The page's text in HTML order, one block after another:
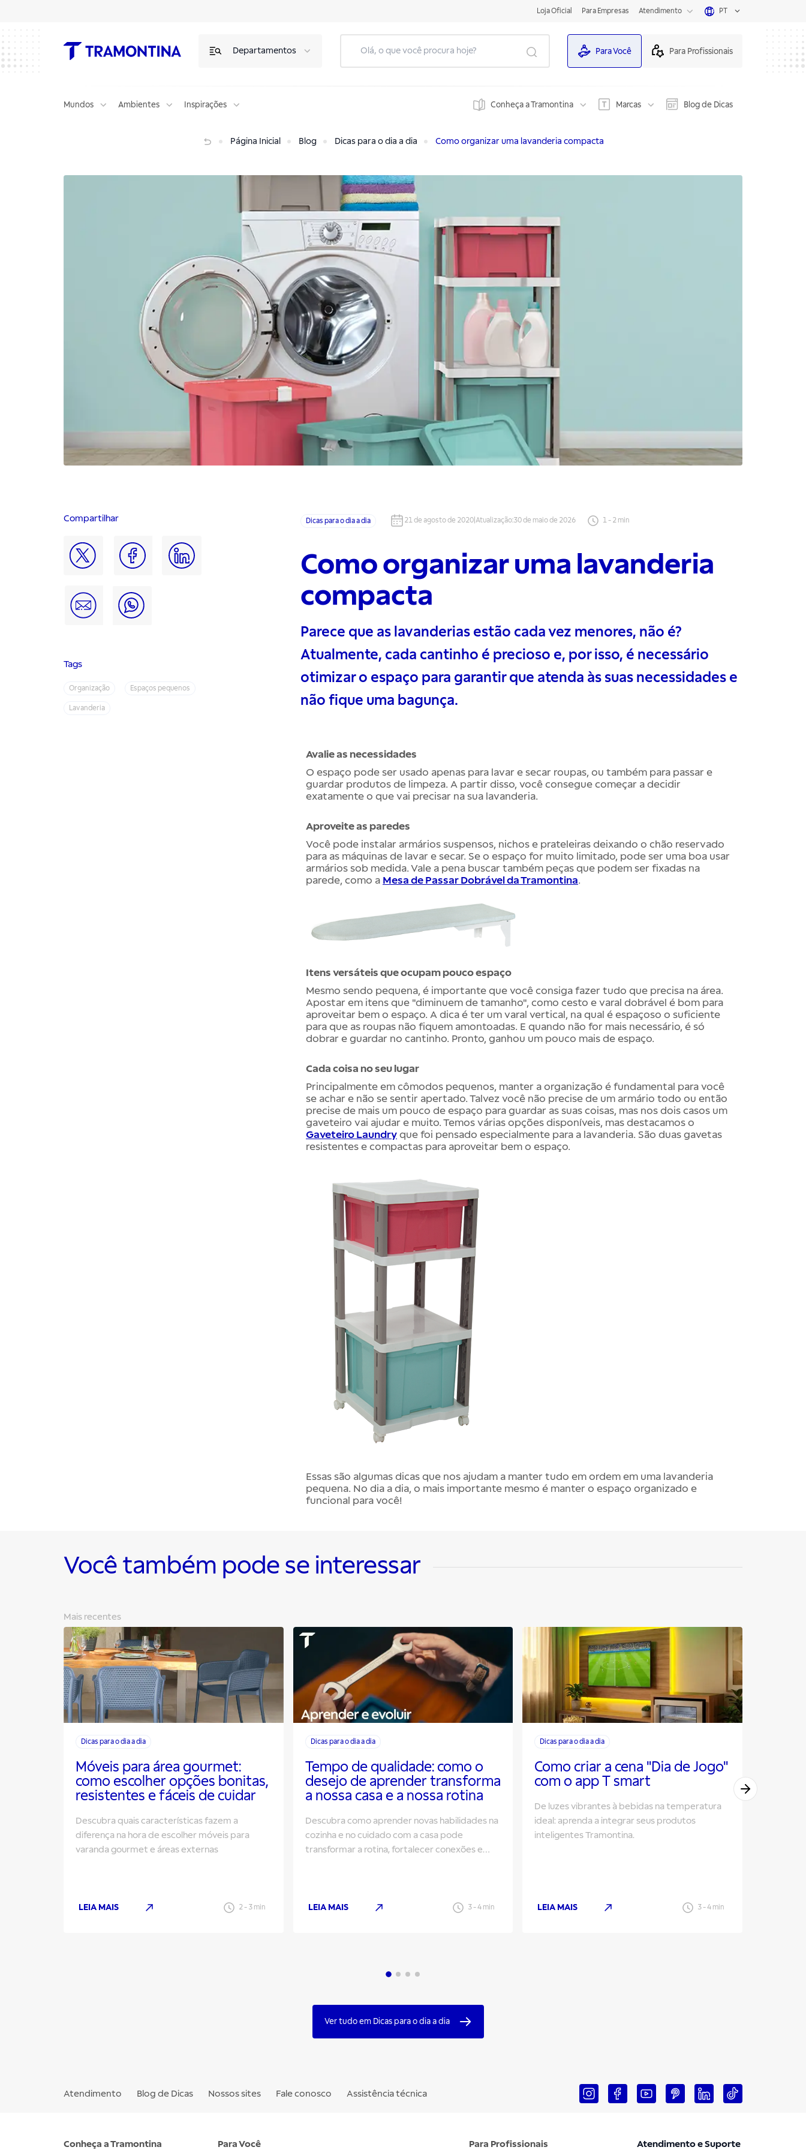
Loja Oficial Para Empresas Atendimento PT
Departamentos Para Você Para Profissionais
Mundos Ambientes Inspirações Conheça a Tramontina Marcas Blog de Dicas
Página Inicial Blog Dicas para o dia a dia Como organizar uma lavanderia compacta
Compartilhar
Tags
Organização Espaços pequenos
Lavanderia
Dicas para o dia a dia 21 de agosto de 2020 Atualização:30 de maio de 2026 1- 2 min
Como organizar uma lavanderia
compacta
Parece que as lavanderias estão cada vez menores, não é?
Atualmente, cada cantinho é precioso e, por isso, é necessário
otimizar o espaço para garantir que atenda às suas necessidades e
não fique uma bagunça.
Avalie as necessidades
O espaço pode ser usado apenas para lavar e secar roupas, ou também para passar e
guardar produtos de limpeza. A partir disso, você consegue começar a decidir
exatamente o que vai precisar na sua lavanderia.
Aproveite as paredes
Você pode instalar armários suspensos, nichos e prateleiras deixando o chão reservado
para as máquinas de lavar e secar. Se o espaço for muito limitado, pode ser uma boa usar
armários sob medida. Vale a pena buscar também peças que podem ser fixadas na
parede, como a Mesa de Passar Dobrável da Tramontina.
Itens versáteis que ocupam pouco espaço
Mesmo sendo pequena, é importante que você consiga fazer tudo que precisa na área.
Apostar em itens que "diminuem de tamanho", como cesto e varal dobrável é bom para
aproveitar bem o espaço. A dica é ter um varal vertical, na qual é espaçoso o suficiente
para que as roupas não fiquem amontoadas. E quando não for mais necessário, é só
dobrar e guardar no cantinho. Pronto, ganhou um pouco mais de espaço.
Cada coisa no seu lugar
Principalmente em cômodos pequenos, manter a organização é fundamental para você
se achar e não se sentir apertado. Talvez você não precise de um armário todo ou então
precise de mais um pouco de espaço para guardar as suas coisas, mas nos dois casos um
gaveteiro vai ajudar e muito. Temos várias opções disponíveis, mas destacamos o
Gaveteiro Laundry que foi pensado especialmente para a lavanderia. São duas gavetas
resistentes e compactas para aproveitar bem o espaço.
Essas são algumas dicas que nos ajudam a manter tudo em ordem em uma lavanderia
pequena. No dia a dia, o mais importante mesmo é manter o espaço organizado e
funcional para você!
Você também pode se interessar
Mais recentes
Dicas para o dia a dia
Móveis para área gourmet:
como escolher opções bonitas,
resistentes e fáceis de cuidar
Descubra quais características fazem a
diferença na hora de escolher móveis para
varanda gourmet e áreas externas
LEIA MAIS 2- 3min
Dicas para o dia a dia
Tempo de qualidade: como o
desejo de aprender transforma
a nossa casa e a nossa rotina
Descubra como aprender novas habilidades na
cozinha e no cuidado com a casa pode
transformar a rotina, fortalecer conexões e
LEIA MAIS 3-4 min
Dicas para o dia a dia
Como criar a cena "Dia de Jogo"
com o app T smart
De luzes vibrantes à bebidas na temperatura
ideal: aprenda a integrar seus produtos
inteligentes Tramontina.
LEIA MAIS 3-4min
Ver tudo em Dicas para o dia a dia
Atendimento Blog de Dicas Nossos sites Fale conosco Assistência técnica
Conheça a Tramontina Para Você Para Profissionais Atendimento e Suporte